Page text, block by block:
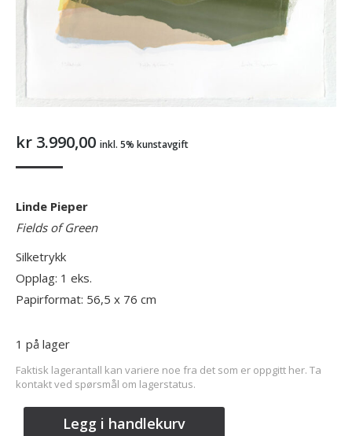
kr 3.990,00 inkl. 5% kunstavgift
Linde Pieper
Fields of Green
Silketrykk
Opplag: 1 eks.
Papirformat: 56,5 x 76 cm
1 på lager
Faktisk lagerantall kan variere noe fra det som er oppgitt her. Ta
kontakt ved spørsmål om lagerstatus.
Legg i handlekurv